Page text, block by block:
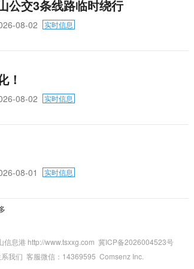
公交3条线路临时绕行
08-02 实时信息
！
08-02 实时信息
08-01 实时信息
息港 http://www.tsxxg.com 冀ICP备2026004523号
我们 客服微信：14369595 Comsenz Inc.